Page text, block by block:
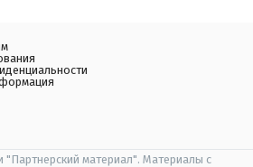
материал". Материалы с